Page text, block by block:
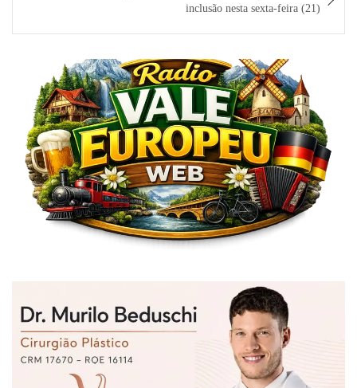
inclusão nesta sexta-feira (21)